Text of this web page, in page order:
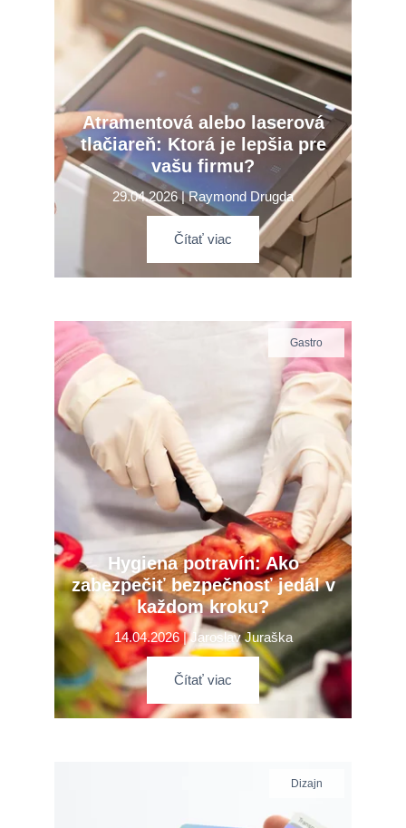
Atramentová alebo laserová
tlačiareň: Ktorá je lepšia pre
vašu firmu?
29.04.2026 | Raymond Drugda
Čítať viac
Gastro
Hygiena potravín: Ako
zabezpečiť bezpečnosť jedál v
každom kroku?
14.04.2026 | Jaroslav Juraška
Čítať viac
Dizajn